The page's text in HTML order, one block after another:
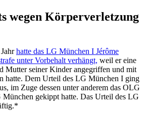
wegen Körperverletzung
hatte das LG München I Jérôme
unter Vorbehalt verhängt, weil er eine
Mutter seiner Kinder angegriffen und mit
hatte. Dem Urteil des LG München I ging
im Zuge dessen unter anderem das OLG
München gekippt hatte. Das Urteil des LG